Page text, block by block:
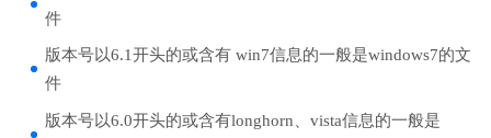
件
版本号以6.1开头的或含有 win7信息的一般是windows7的文
件
版本号以6.0开头的或含有longhorn、vista信息的一般是